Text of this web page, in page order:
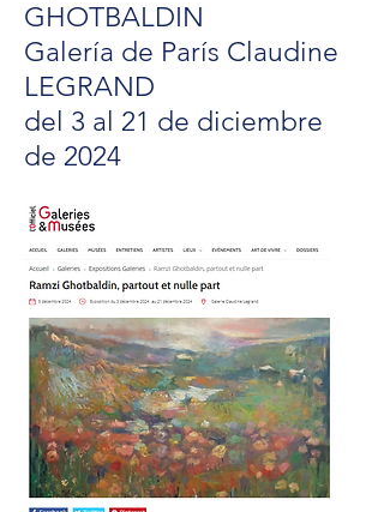
GHOTBALDIN
Galería de París Claudine
LEGRAND
del 3 al 21 de diciembre
de 2024